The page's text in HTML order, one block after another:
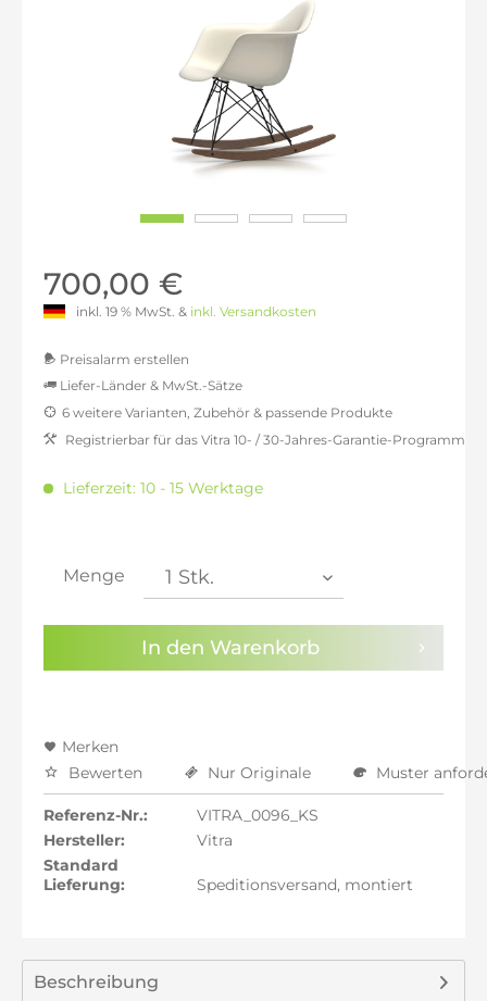
700,00 €
inkl. 19 % MwSt. & inkl. Versandkosten
Preisalarm erstellen
Sie haben dieDatenschutzbestimmungen
Kenntnis genommen.
Liefer-Länder & MwSt.-Sätze
inkl. 16% MwSt.: 682,35 €
inkl. 21% MwSt.: 711,76 €
6 weitere Varianten, Zubehör & passende Produkte
Registrierbar für das Vitra 10- / 30-Jahres-Garantie-Programm
Lieferzeit: 10 - 15 Werktage
Menge
In den Warenkorb
Merken
Bewerten
Nur Originale Muster
Referenz-Nr.:
VITRA_0096_KS
Hersteller:
Vitra
Standard
Lieferung:
Speditionsversand, montiert
Beschreibung